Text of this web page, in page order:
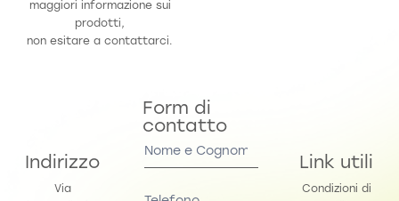
maggiori informazione sui
prodotti,
non esitare a contattarci.
Indirizzo
Via
Form di
contatto
Contact
Us
Link utili
Condizioni di